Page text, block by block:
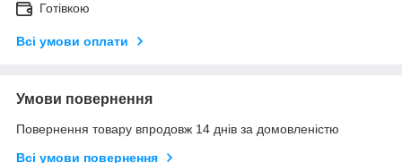
Готівкою
Всі умови оплати
Умови повернення
Повернення товару впродовж 14 днів за домовленістю
Всі умови повернення